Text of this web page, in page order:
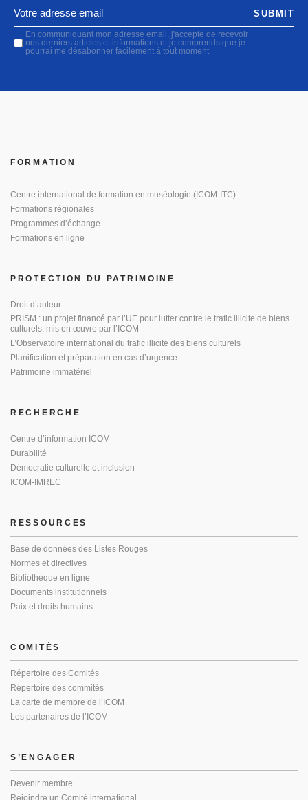
En communiquant mon adresse email, j'accepte de recevoir
nos derniers articles et informations et je comprends que je
pourrai me désabonner facilement à tout moment
SUBMIT
PROTECTION DU PATRIMOINE
Droit d’auteur
PRISM : un projet financé par l’UE pour lutter contre le trafic illicite de biens
culturels, mis en œuvre par l’ICOM
L’Observatoire international du trafic illicite des biens culturels
Planification et préparation en cas d’urgence
Patrimoine immatériel
FORMATION
Centre international de formation en muséologie (ICOM-ITC)
Formations régionales
Programmes d’échange
Formations en ligne
RECHERCHE
Centre d’information ICOM
Durabilité
Démocratie culturelle et inclusion
ICOM-IMREC
RESSOURCES
Base de données des Listes Rouges
Normes et directives
Bibliothèque en ligne
Documents institutionnels
Paix et droits humains
COMITÉS
Répertoire des Comités
Répertoire des commités
La carte de membre de l’ICOM
Les partenaires de l’ICOM
S’ENGAGER
Devenir membre
Rejoindre un Comité international